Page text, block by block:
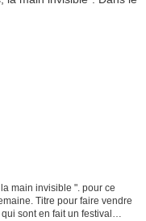
main invisible ". pour ce
Titre pour faire vendre
sont en fait un festival